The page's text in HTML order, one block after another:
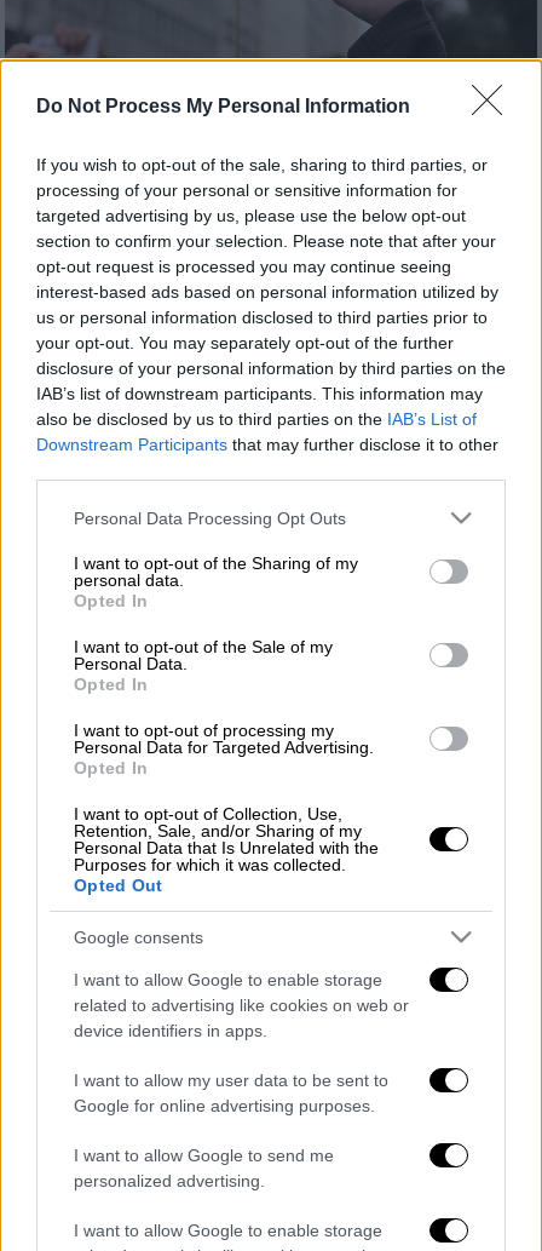
Do Not Process My Personal Information
If you wish to opt-out of the sale, sharing to third parties, or
processing of your personal or sensitive information for
targeted advertising by us, please use the below opt-out
section to confirm your selection. Please note that after your
opt-out request is processed you may continue seeing
interest-based ads based on personal information utilized by
us or personal information disclosed to third parties prior to
your opt-out. You may separately opt-out of the further
disclosure of your personal information by third parties on the
IAB’s list of downstream participants. This information may
also be disclosed by us to third parties on the IAB’s List of
Downstream Participants that may further disclose it to other
Please note that this website/app uses one or more Google
not limited to your visit or usage behaviour. You may click to
grant or deny consent to Google and its third-party tags to
use your data for below specified purposes in below Google
consent section.
Personal Data Processing Opt Outs
I want to opt-out of the Sharing of my
personal data.
Opted In
I want to opt-out of the Sale of my
Personal Data.
Opted In
I want to opt-out of processing my
Personal Data for Targeted Advertising.
Opted In
I want to opt-out of Collection, Use,
Retention, Sale, and/or Sharing of my
Personal Data that Is Unrelated with the
Purposes for which it was collected.
Opted Out
Google consents
I want to allow Google to enable storage
related to advertising like cookies on web or
device identifiers in apps.
I want to allow my user data to be sent to
Google for online advertising purposes.
I want to allow Google to send me
personalized advertising.
I want to allow Google to enable storage
Απεργία εκπαιδευτικοί (ΒΑΣΙΛΗΣ ΡΕΜΠΑΠΗΣ/EUROKINISSI)
Προσθέστε το ΕΘΝΟΣ στη Google
Παράνομηκρίθηκε ηαπεργίατων δασκάλων
και των νηπιαγωγών, που είχε προκηρυχθεί
για αύριοΤετάρτη 23 Οκτωβρίου 2024.
Το Μονομελές Πρωτοδικείο Αθηνών έκανε
δεκτή τηνπροσφυγή που άσκησε το
υπουργείο Παιδείας.Μάλιστα, για τυχόν
παραβάσεις θα επιβληθείπρόστιμο 3.000
ευρώ.
Παιδεία| 22.10.2024 05:10
«Αντίο» στο Πανεπιστήμιο λένε
330.000 «αιώνιοι φοιτητές»! Πότε
αρχίζουν οι διαγραφές
Ανάμεσα στα αιτήματα τηςΔΟΕ
αυξήσεις μισθών, κατάργηση της
αξιολόγησης, μείωση του αριθμού των
μαθητών ανά τμήμασε 15 για νηπιαγωγείο
και Α’, Β’ δημοτικού και 20 στις μεγαλύτερες
τάξεις και βελτίωση των κτιριακών
υποδομών στις σχολικές μονάδες.
Τα σχολιά σας δημοσιεύονται άμεσα με δική σας ευθύνη. Το